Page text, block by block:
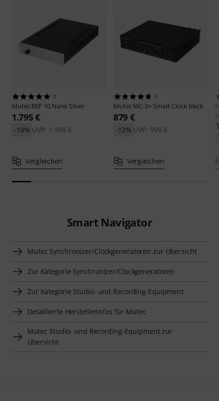
3
MutecREF 10 Nano Silver
1.795 €
UVP: 1.999 €
-10%
Vergleichen
9
MutecMC-3+ Smart Clock black
879 €
UVP: 999 €
-12%
Vergleichen
Smart Navigator
Mutec Synchronizer/Clockgeneratoren zur Übersicht
Zur Kategorie Synchronizer/Clockgeneratoren
Zur Kategorie Studio- und Recording-Equipment
Detaillierte Herstellerinfos für Mutec
Mutec Studio- und Recording-Equipment zur
Übersicht